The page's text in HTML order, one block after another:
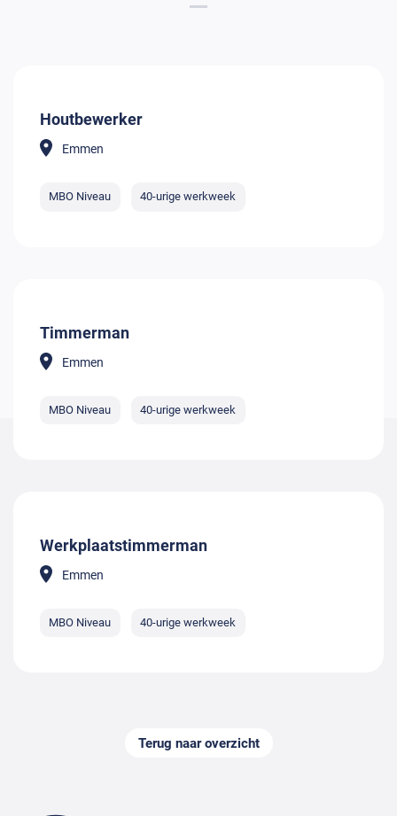
Houtbewerker
Emmen
MBO Niveau 40-urige werkweek
Timmerman
Emmen
MBO Niveau 40-urige werkweek
Werkplaatstimmerman
Emmen
MBO Niveau 40-urige werkweek
Terug naar overzicht